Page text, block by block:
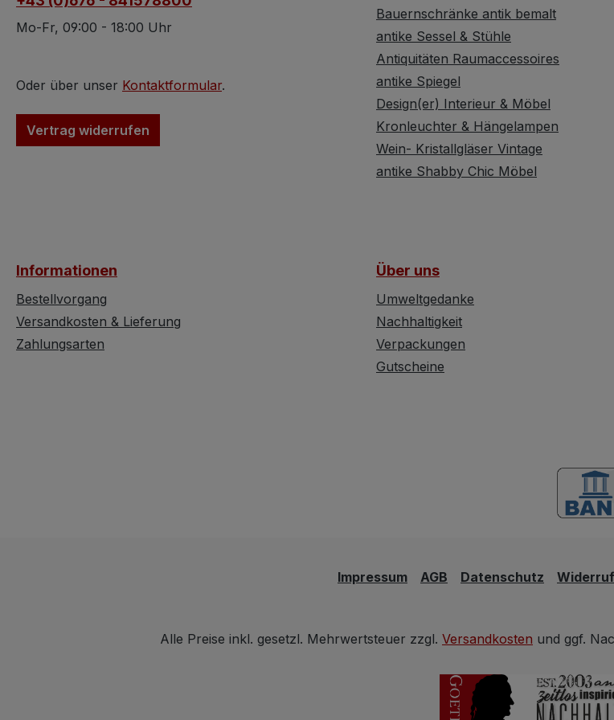
handelt es sich um
natürlich gewachsene
Mo-Fr, 09:00 - 18:00 Uhr
Oder über unser Kontaktformular.
Vertrag widerrufen
Bauernschränke antik bemalt
antike Sessel & Stühle
Antiquitäten Raumaccessoires
antike Spiegel
Design(er) Interieur & Möbel
Kronleuchter & Hängelampen
Wein- Kristallgläser Vintage
antike Shabby Chic Möbel
Informationen
Bestellvorgang
Versandkosten & Lieferung
Zahlungsarten
Über uns
Umweltgedanke
Nachhaltigkeit
Verpackungen
Gutscheine
Impressum AGB Datenschutz Widerruf
Alle Preise inkl. gesetzl. Mehrwertsteuer zzgl. Versandkosten und ggf.